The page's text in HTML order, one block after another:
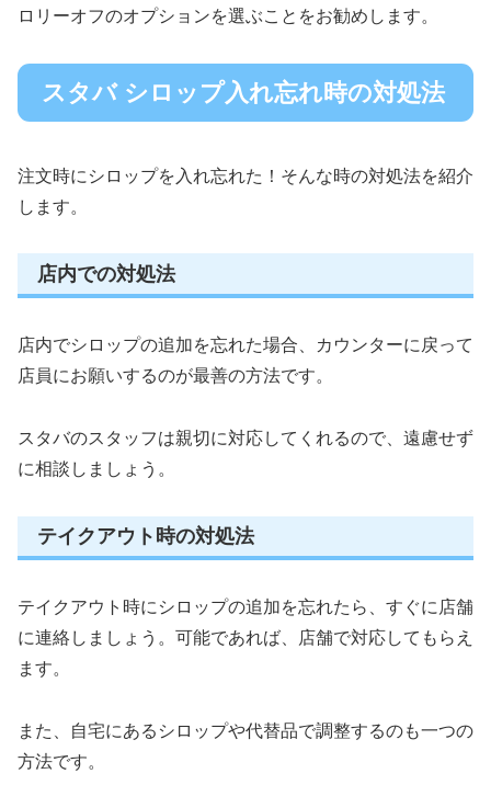
ロリーオフのオプションを選ぶことをお勧めします。
スタバ シロップ入れ忘れ時の対処法
注文時にシロップを入れ忘れた！そんな時の対処法を紹介
します。
店内での対処法
店内でシロップの追加を忘れた場合、カウンターに戻って
店員にお願いするのが最善の方法です。
スタバのスタッフは親切に対応してくれるので、遠慮せず
に相談しましょう。
テイクアウト時の対処法
テイクアウト時にシロップの追加を忘れたら、すぐに店舗
に連絡しましょう。可能であれば、店舗で対応してもらえ
ます。
また、自宅にあるシロップや代替品で調整するのも一つの
方法です。